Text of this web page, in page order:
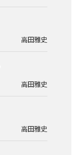
高田雅史
高田雅史
高田雅史